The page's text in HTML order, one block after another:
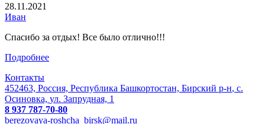
28.11.2021
Иван
Спасибо за отдых! Все было отлично!!!
Подробнее
Контакты
452463, Россия, Республика Башкортостан, Бирский р‑н, с.
Осиновка, ул. Запрудная, 1
8 937 787-70-80
berezovaya-roshcha_birsk@mail.ru